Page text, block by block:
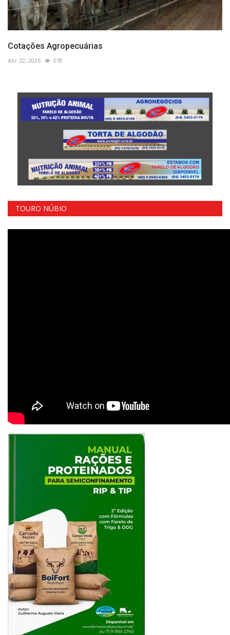
Cotações Agropecuárias
Abr 22, 2026 378
TOURO NÚBIO